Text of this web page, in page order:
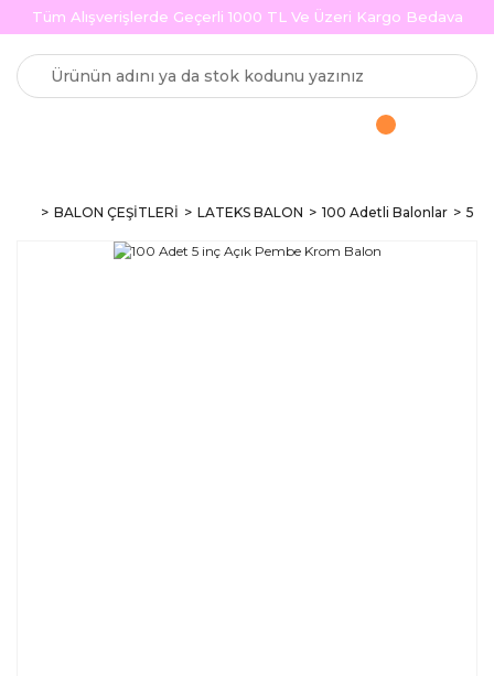
Tüm Alışverişlerde Geçerli 1000 TL Ve Üzeri Kargo Bedava
BALON ÇEŞİTLERİ LATEKS BALON 100 Adetli Balonlar 5